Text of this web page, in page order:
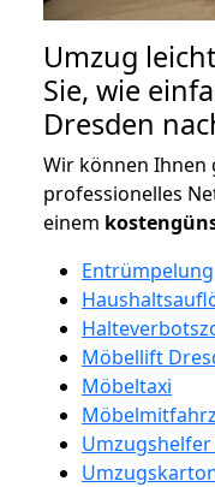
Umzug
Sie, wie
Dresden
Wir können Ihnen
professionelles
einem
Entrümpelung
Möbellift
Möbeltaxi